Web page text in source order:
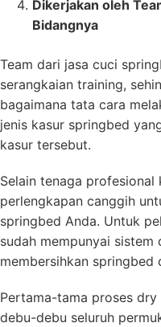
Dikerjakan oleh
Bidangnya
Team dari jasa cuci
serangkaian training,
bagaimana tata cara
jenis kasur springbed
kasur tersebut.
Selain tenaga
perlengkapan canggih
springbed Anda. Untuk
sudah mempunyai sistem
membersihkan
Pertama-tama proses
debu-debu seluruh